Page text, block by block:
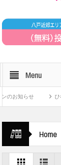
Menu
知らせ ひな
Home